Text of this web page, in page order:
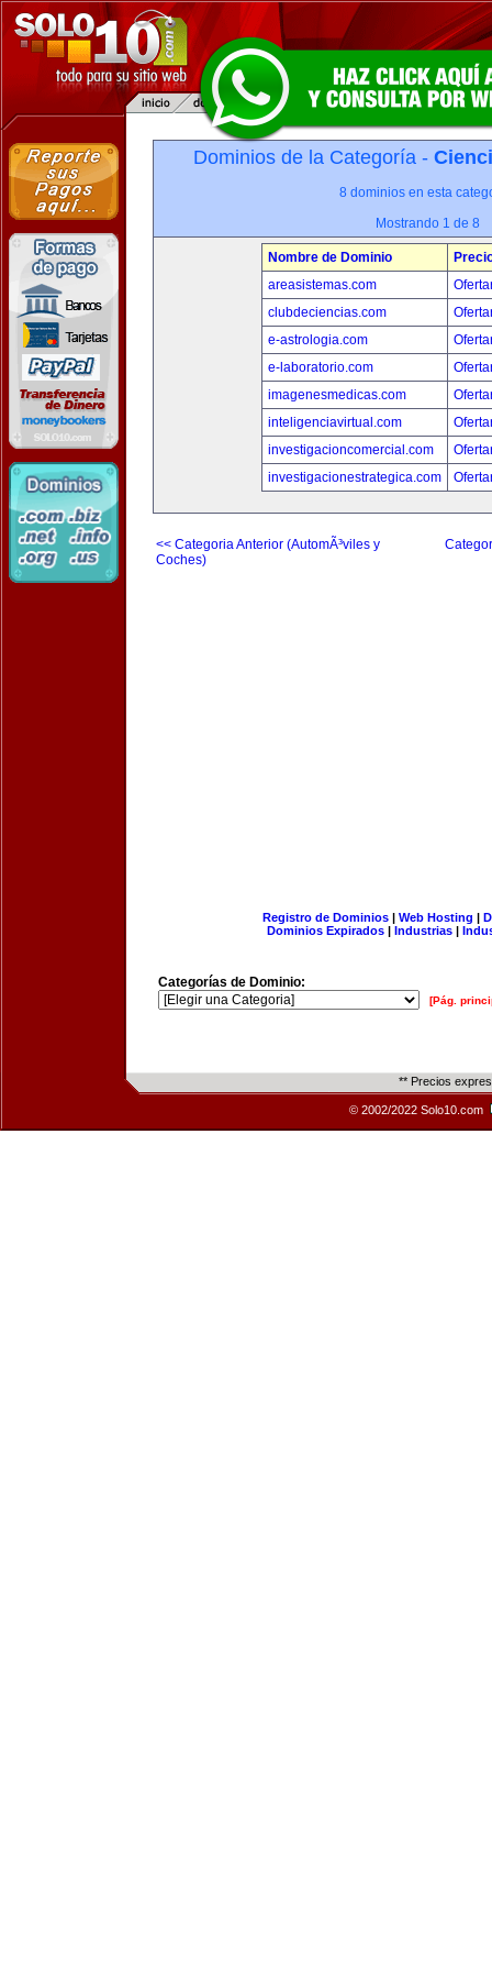
Dominios de la Categoría -
8 dominios en esta
Mostrando 1 de 8
Nombre de Dominio
areasistemas.com
clubdeciencias.com
e-astrologia.com
e-laboratorio.com
imagenesmedicas.com
inteligenciavirtual.com
investigacioncomercial.com
investigacionestrategica.com
<< Categoria Anterior (AutomÃ³viles y
Coches)
Registro de Dominios| Web Hosting |
Dominios Expirados | Industrias |
Categorías de Dominio:
[Pág.
** Precios
© 2002/2022 Solo10.com